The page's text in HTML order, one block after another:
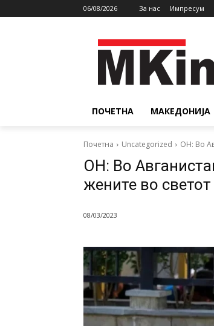
06/08/2026 За нас Импресум
ПОЧЕТНА МАКЕДОНИЈА
Почетна Uncategorized ОН: Во
ОН: Во
жените во светот
08/03/2023